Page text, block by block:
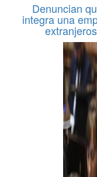
Denuncian
integra una